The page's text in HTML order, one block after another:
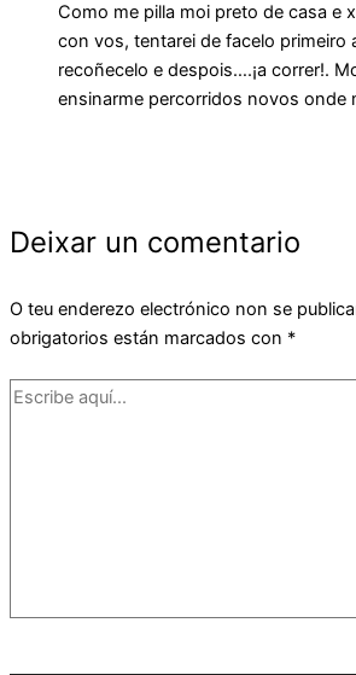
Como me pilla moi preto de casa e
con vos, tentarei de facelo primeiro
recoñecelo e despois….¡a correr!.
ensinarme percorridos novos onde
Deixar un comentario
O teu enderezo electrónico non se
obrigatorios están marcados con *
Escribe